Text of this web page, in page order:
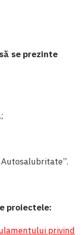
să se prezinte
proiectele:
privind